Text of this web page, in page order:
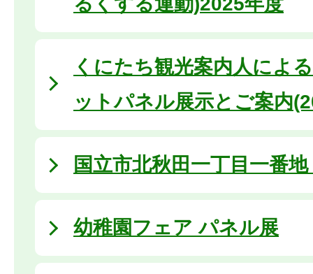
くにたち観光案内人によ
ットパネル展示とご案内
国立市北秋田一丁目一番
幼稚園フェア パネル展